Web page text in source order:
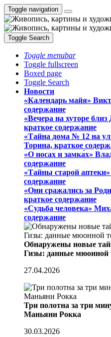
Toggle navigation
Toggle Search
Toggle menubar
Toggle fullscreen
Boxed page
Toggle Search
Новости
«Календарь майя»
содержание
«Вечера на хуторе
краткое содержание
«Тайна дома № 12 на
Торина, краткое
«О носах и замка́х»
содержание
«Тайны старой
содержание
«Они сражались за
краткое содержание
«Судьба человека»
содержание
Обнаружены новые
Гизы: данные мюонной
27.04.2026
Три полотна за три
Маньяни Рокка
30.03.2026